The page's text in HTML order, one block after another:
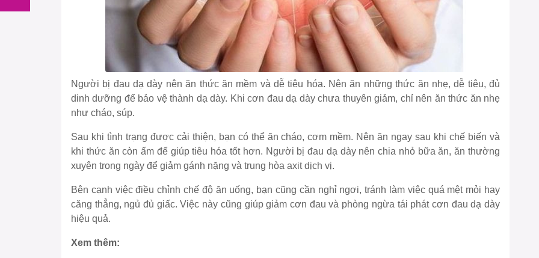
Người bị đau dạ dày nên ăn thức ăn mềm và dễ tiêu hóa. Nên ăn những thức ăn nhẹ, dễ tiêu, đủ
dinh dưỡng để bảo vệ thành dạ dày. Khi cơn đau dạ dày chưa thuyên giảm, chỉ nên ăn thức ăn nhẹ
như cháo, súp.
Sau khi tình trạng được cải thiện, bạn có thể ăn cháo, cơm mềm. Nên ăn ngay sau khi chế biến và
khi thức ăn còn ấm để giúp tiêu hóa tốt hơn. Người bị đau dạ dày nên chia nhỏ bữa ăn, ăn thường
xuyên trong ngày để giảm gánh nặng và trung hòa axit dịch vị.
Bên cạnh việc điều chỉnh chế độ ăn uống, bạn cũng cần nghỉ ngơi, tránh làm việc quá mệt mỏi hay
căng thẳng, ngủ đủ giấc. Việc này cũng giúp giảm cơn đau và phòng ngừa tái phát cơn đau dạ dày
hiệu quả.
Xem thêm: